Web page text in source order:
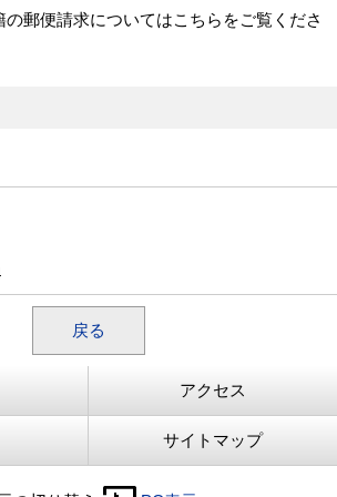
の郵便請求についてはこちらをご覧くださ
戻る
アクセス
サイトマップ